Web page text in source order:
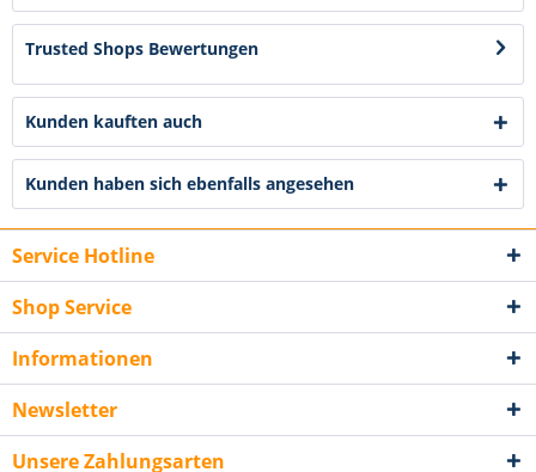
Trusted Shops Bewertungen
Kunden kauften auch
Kunden haben sich ebenfalls angesehen
Service Hotline
Shop Service
Informationen
Newsletter
Unsere Zahlungsarten